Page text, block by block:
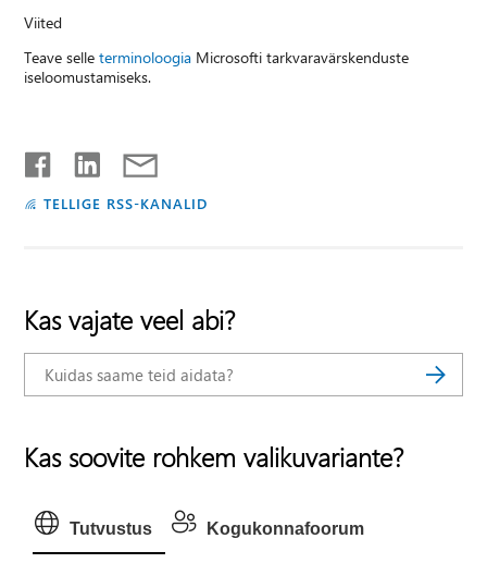
Viited
Teave selleterminoloogia Microsofti tarkvaravärskenduste
iseloomustamiseks.
TELLIGE RSS-KANALID
Kas vajate veel abi?
Kas soovite rohkem valikuvariante?
Tutvustus Kogukonnafoorum